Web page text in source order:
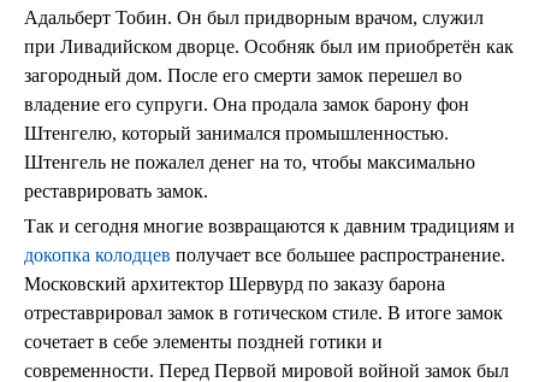
Адальберт Тобин. Он был придворным врачом, служил
при Ливадийском дворце. Особняк был им приобретён как
загородный дом. После его смерти замок перешел во
владение его супруги. Она продала замок барону фон
Штенгелю, который занимался промышленностью.
Штенгель не пожалел денег на то, чтобы максимально
реставрировать замок.
Так и сегодня многие возвращаются к давним традициям и
докопка колодцев получает все большее распространение.
Московский архитектор Шервурд по заказу барона
отреставрировал замок в готическом стиле. В итоге замок
сочетает в себе элементы поздней готики и
современности. Перед Первой мировой войной замок был